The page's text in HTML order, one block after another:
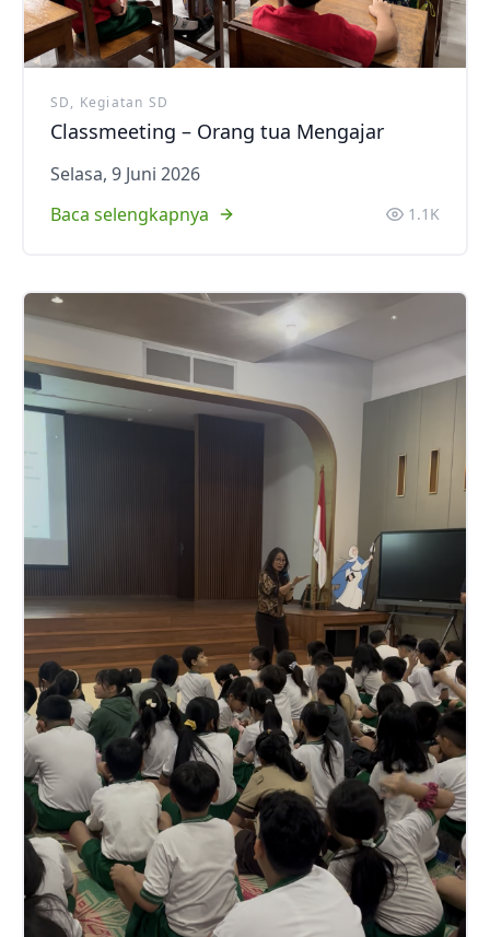
SD, Kegiatan SD
Classmeeting – Orang tua Mengajar
Selasa, 9 Juni 2026
Baca selengkapnya
1.1K